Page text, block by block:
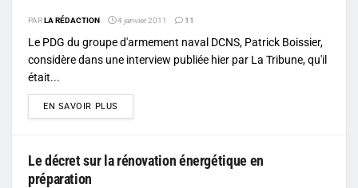
PARLA RÉDACTION 4 janvier 2011 11
Le PDG du groupe d'armement naval DCNS, Patrick Boissier,
considère dans une interview publiée hier par La Tribune, qu'il
était...
EN SAVOIR PLUS
Le décret sur la rénovation énergétique en
préparation